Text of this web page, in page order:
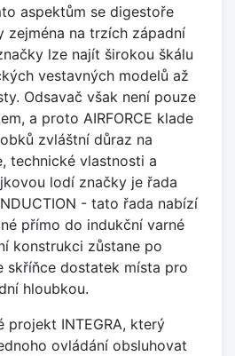
aspektům se digestoře
zejména na trzích západní
lze najít širokou škálu
vestavných modelů až
Odsavač však není pouze
a proto AIRFORCE klade
zvláštní důraz na
technické vlastnosti a
lodí značky je řada
- tato řada nabízí
přímo do indukční varné
konstrukci zůstane po
skříňce dostatek místa pro
hloubkou.
projekt INTEGRA, který
ovládání obsluhovat